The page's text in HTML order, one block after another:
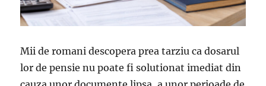
Mii de romani descopera prea tarziu ca dosarul
lor de pensie nu poate fi solutionat imediat din